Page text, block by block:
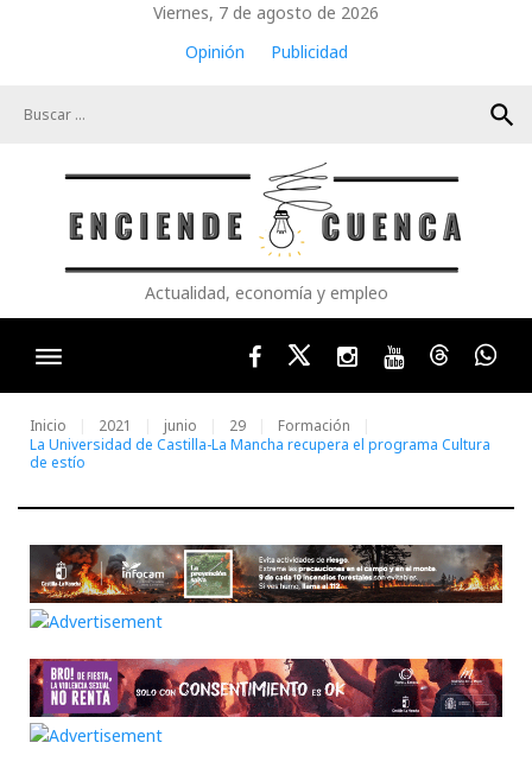
Viernes, 7 de agosto de 2026
Opinión
Publicidad
search
Actualidad, economía y empleo
FacebookTwitterInstagram
YoutubeThreads
Inicio 2021 junio 29
Formación
La Universidad de Castilla-La Mancha recupera el programa Cultura
de estío